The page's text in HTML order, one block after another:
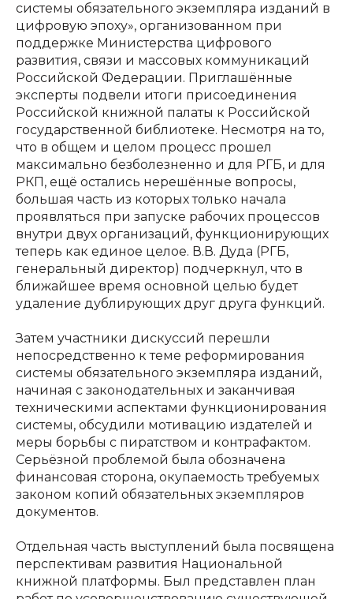
системы обязательного экземпляра изданий в
цифровую эпоху», организованном при
поддержке Министерства цифрового
развития, связи и массовых коммуникаций
Российской Федерации. Приглашённые
эксперты подвели итоги присоединения
Российской книжной палаты к Российской
государственной библиотеке. Несмотря на то,
что в общем и целом процесс прошел
максимально безболезненно и для РГБ, и для
РКП, ещё остались нерешённые вопросы,
большая часть из которых только начала
проявляться при запуске рабочих процессов
внутри двух организаций, функционирующих
теперь как единое целое. В.В. Дуда (РГБ,
генеральный директор) подчеркнул, что в
ближайшее время основной целью будет
удаление дублирующих друг друга функций.
Затем участники дискуссий перешли
непосредственно к теме реформирования
системы обязательного экземпляра изданий,
начиная с законодательных и заканчивая
техническими аспектами функционирования
системы, обсудили мотивацию издателей и
меры борьбы с пиратством и контрафактом.
Серьёзной проблемой была обозначена
финансовая сторона, окупаемость требуемых
законом копий обязательных экземпляров
документов.
Отдельная часть выступлений была посвящена
перспективам развития Национальной
книжной платформы. Был представлен план